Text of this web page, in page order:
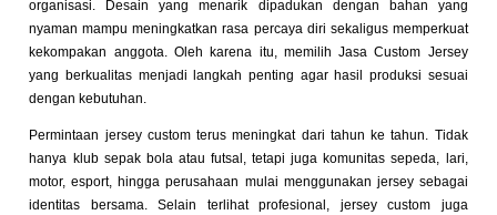
organisasi. Desain yang menarik dipadukan dengan bahan yang
nyaman mampu meningkatkan rasa percaya diri sekaligus memperkuat
kekompakan anggota. Oleh karena itu, memilih Jasa Custom Jersey
yang berkualitas menjadi langkah penting agar hasil produksi sesuai
dengan kebutuhan.
Permintaan jersey custom terus meningkat dari tahun ke tahun. Tidak
hanya klub sepak bola atau futsal, tetapi juga komunitas sepeda, lari,
motor, esport, hingga perusahaan mulai menggunakan jersey sebagai
identitas bersama. Selain terlihat profesional, jersey custom juga